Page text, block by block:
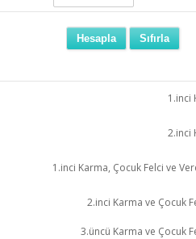
1.inci
2.inci
1.inci Karma, Çocuk Felci ve
2.inci Karma ve Çocuk
3.üncü Karma ve Çocuk